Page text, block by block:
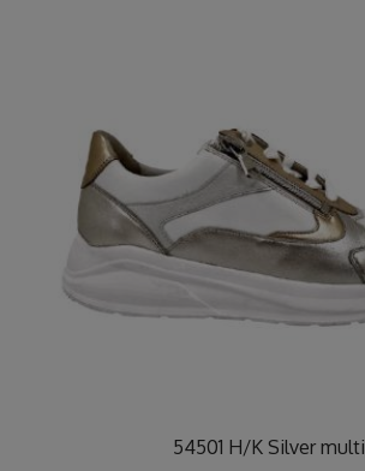
54501 H/K Silver multi